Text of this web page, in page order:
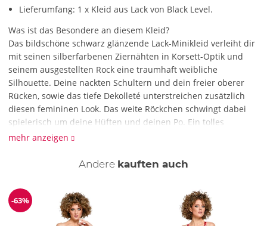
Lieferumfang: 1 x Kleid aus Lack von Black Level.
Was ist das Besondere an diesem Kleid?
Das bildschöne schwarz glänzende Lack-Minikleid verleiht dir
mit seinen silberfarbenen Ziernähten in Korsett-Optik und
seinem ausgestellten Rock eine traumhaft weibliche
Silhouette. Deine nackten Schultern und dein freier oberer
Rücken, sowie das tiefe Dekolleté unterstreichen zusätzlich
diesen femininen Look. Das weite Röckchen schwingt dabei
spielerisch um deine Hüften und deinen Po. Ein tolles
Glanzkleid, das dich und deine Kurven zum Strahlen bringt!
Reinige das Kleid mit einer schonenden Handwäsche mit
Lackoberflächen wieder zum Glänzen gebracht werden.
mehr anzeigen
Andere kauften auch
Reduzierung
-63%